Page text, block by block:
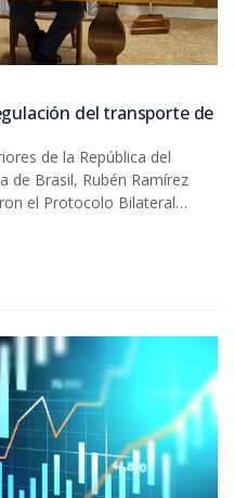
del transporte de
de la República del
de Brasil, Rubén Ramírez
el Protocolo Bilateral
Cargas Menores, en el
en nuestro país.